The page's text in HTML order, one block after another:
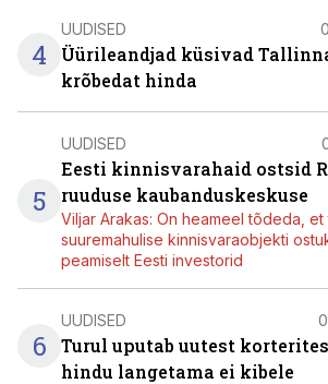
4
UUDISED
Üürileandjad küsivad
krõbedat hinda
5
UUDISED
Eesti kinnisvarahaid ostsid
ruuduse kaubanduskeskuse
Viljar Arakas: On heameel tõdeda,
suuremahulise kinnisvaraobjekti
peamiselt Eesti investorid
6
UUDISED
Turul uputab uutest
hindu langetama ei kibele